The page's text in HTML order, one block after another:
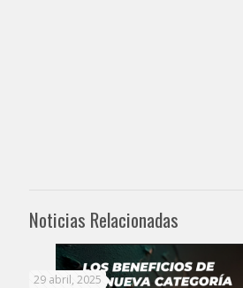
Noticias Relacionadas
29 abril, 2025